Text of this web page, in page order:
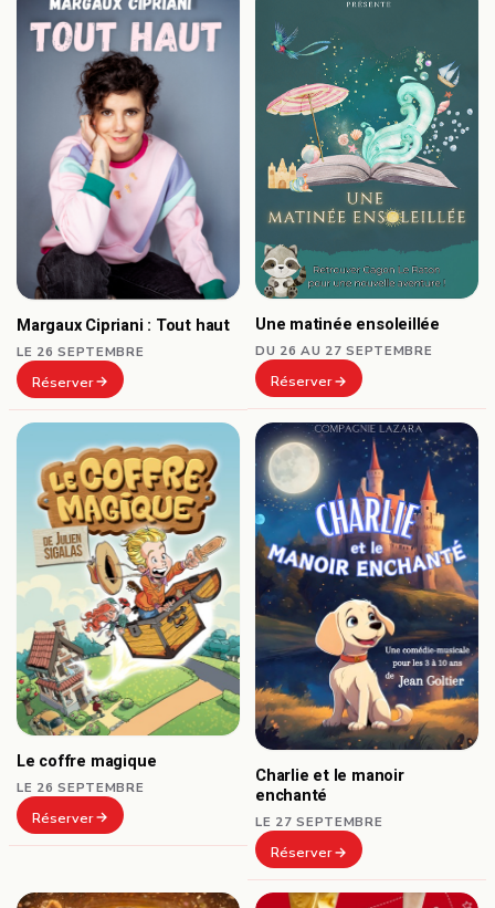
Margaux Cipriani : Tout haut
LE 26 SEPTEMBRE
Réserver
Une matinée ensoleillée
DU 26 AU 27 SEPTEMBRE
Réserver
Le coffre magique
LE 26 SEPTEMBRE
Réserver
Charlie et le manoir
enchanté
LE 27 SEPTEMBRE
Réserver